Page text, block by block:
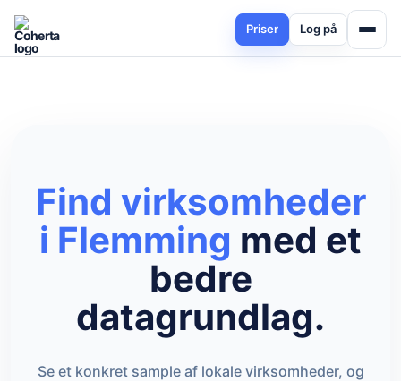
Priser Log på
Find virksomheder
i Flemming med et
bedre
datagrundlag.
Se et konkret sample af lokale virksomheder, og